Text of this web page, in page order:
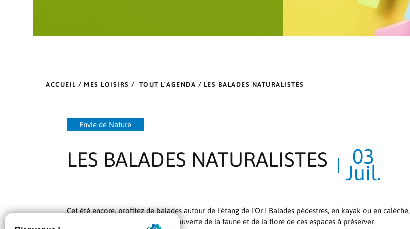
ACCUEIL / MES LOISIRS / TOUT L'AGENDA / LES BALADES NATURALISTES
Envie de Nature
LES BALADES NATURALISTES 03
Juil.
Cet été encore, profitez de balades autour de l’étang de l’Or ! Balades pédestres, en kayak ou en calèche,
sur le sentier du Cabanier à la découverte de la faune et de la flore de ces espaces à préserver.